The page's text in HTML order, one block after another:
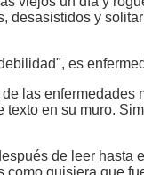
desasistidos y
es
las enfermedades
texto en su muro.
de leer hasta
como quisiera que